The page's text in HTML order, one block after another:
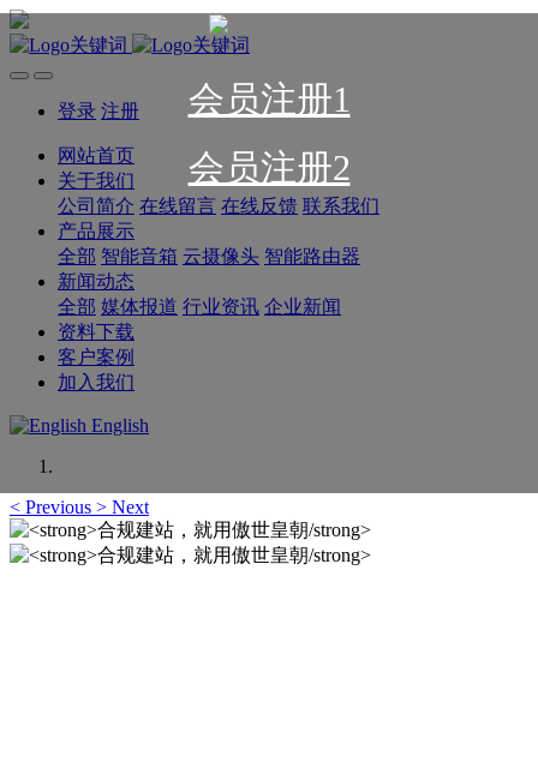
会员注册1
会员注册2
登录 注册
网站首页
关于我们
公司简介 在线留言 在线反馈 联系我们
产品展示
全部 智能音箱 云摄像头 智能路由器
新闻动态
全部 媒体报道 行业资讯 企业新闻
资料下载
客户案例
加入我们
English
< Previous > Next